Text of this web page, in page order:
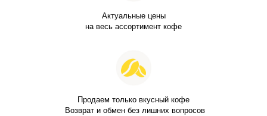
Актуальные цены
на весь ассортимент кофе
Продаем только вкусный кофе
Возврат и обмен без лишних вопросов